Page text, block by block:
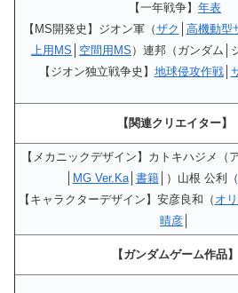
【一年戦争】 年表
【MS開発史】ジオン軍（ザク 高機動型
上用MS
空間用MS ）連邦（ガンダム│
【ジオン独立戦争史】 地球侵攻作戦│
【関連クリエイター】
【メカニックデザイン】カトキハジメ（
MG Ver.Ka│ 書籍│）山根 公利（
【キャラクターデザイン】安彦良和（ オ
晴彦
【ガンダムゲーム作品】